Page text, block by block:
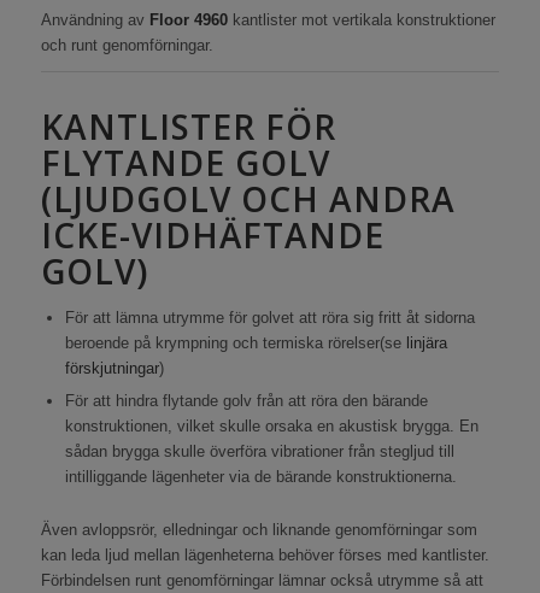
Användning av Floor 4960kantlister mot vertikala konstruktioner
och runt genomförningar.
KANTLISTER FÖR
FLYTANDE GOLV
(LJUDGOLV OCH ANDRA
ICKE-VIDHÄFTANDE
GOLV)
För att lämna utrymme för golvet att röra sig fritt åt sidorna
beroende på krympning och termiska rörelser(se linjära
förskjutningar)
För att hindra flytande golv från att röra den bärande
konstruktionen, vilket skulle orsaka en akustisk brygga. En
sådan brygga skulle överföra vibrationer från stegljud till
intilliggande lägenheter via de bärande konstruktionerna.
Även avloppsrör, elledningar och liknande genomförningar som
kan leda ljud mellan lägenheterna behöver förses med kantlister.
Förbindelsen runt genomförningar lämnar också utrymme så att